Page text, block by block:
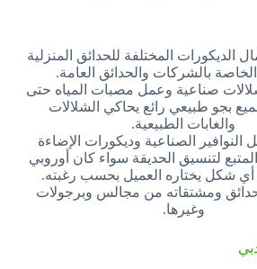
الديكورات المختلفة للحدائق المنزلية
بالشركات والحدائق العامة.
صناعية وعمل مصبات المياه حتى
بجو طبيعي رائع يحاكي الشلالات
والغابات الطبيعية.
النوافير الصناعية وديكورات الإضاءة
لتنسيق الحديقة سواء كان أوروبي
أي شكل يختاره العميل بحسب رغبته.
ومشتقاته من مجالس وبرجولات
وغيرها.